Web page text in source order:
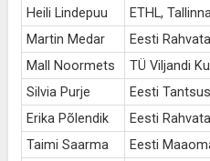
Heili Lindepuu
ETHL,
Martin Medar
Eesti
Mall Noormets
TÜ Viljandi
Silvia Purje
Eesti
Erika Põlendik
Eesti
Taimi Saarma
Eesti